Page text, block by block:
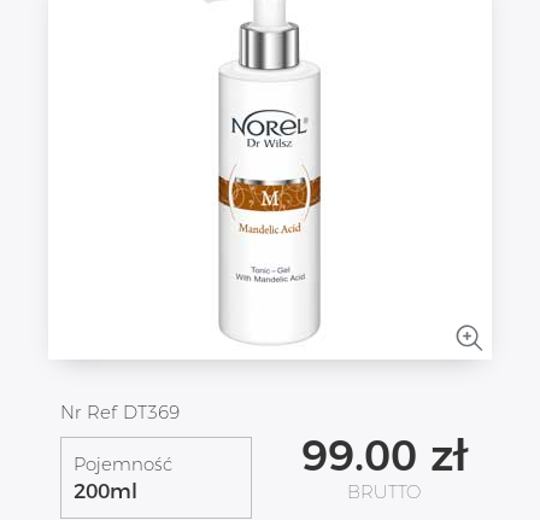
99.00 zł
BRUTTO
Nr RefDT369
Pojemność
200ml